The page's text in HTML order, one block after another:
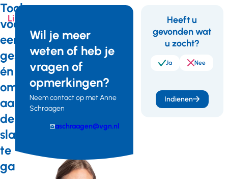
Tools
voor
een
gesprek
én
om
aan
de
slag
te
gaan
Links
Bekijk
toolkit
Wil je meer
weten of heb je
vragen of
opmerkingen?
Neem contact op met Anne
Schraagen
aschraagen@vgn.nl
Feedback
Heeft u
gevonden wat
u zocht?
Ja Nee
Indienen